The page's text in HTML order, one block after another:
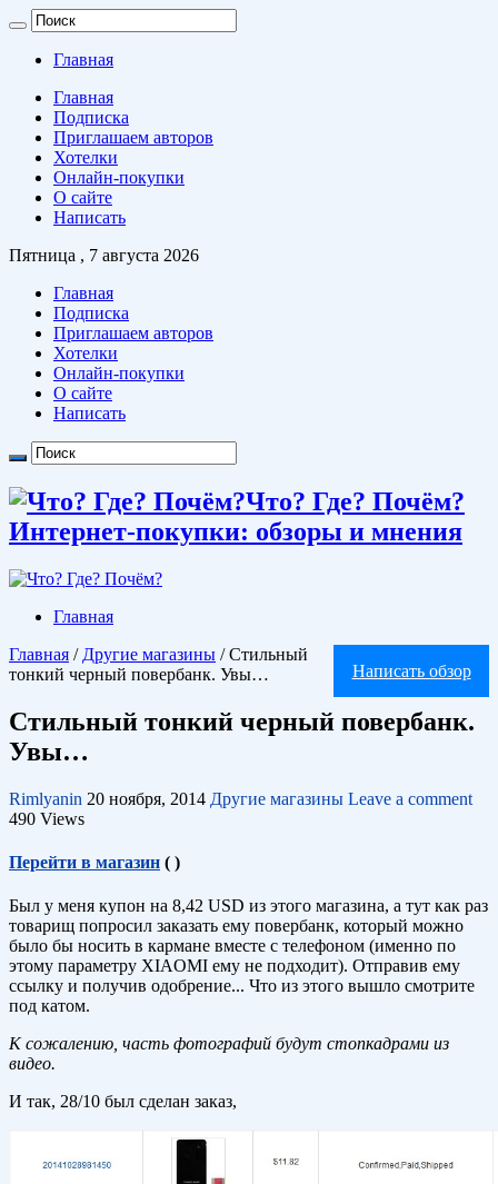
Главная
Главная
Подписка
Приглашаем авторов
Хотелки
Онлайн-покупки
О сайте
Написать
Пятница , 7 августа 2026
Главная
Подписка
Приглашаем авторов
Хотелки
Онлайн-покупки
О сайте
Написать
Что? Где? Почём?
Интернет-покупки: обзоры и мнения
Главная
Написать обзор
Главная / Другие магазины / Стильный
тонкий черный повербанк. Увы…
Стильный тонкий черный повербанк.
Увы…
Rimlyanin 20 ноября, 2014 Другие магазины Leave a comment
490 Views
Перейти в магазин ( )
Был у меня купон на 8,42 USD из этого магазина, а тут как раз
товарищ попросил заказать ему повербанк, который можно
было бы носить в кармане вместе с телефоном (именно по
этому параметру XIAOMI ему не подходит). Отправив ему
ссылку и получив одобрение... Что из этого вышло смотрите
под катом.
К сожалению, часть фотографий будут стопкадрами из
видео.
И так, 28/10 был сделан заказ,